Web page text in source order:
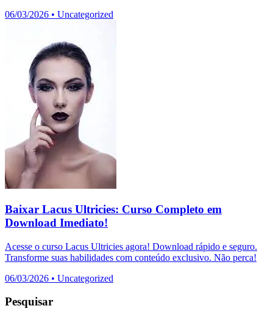
06/03/2026 • Uncategorized
Baixar Lacus Ultricies: Curso Completo em
Download Imediato!
Acesse o curso Lacus Ultricies agora! Download rápido e seguro.
Transforme suas habilidades com conteúdo exclusivo. Não perca!
06/03/2026 • Uncategorized
Pesquisar